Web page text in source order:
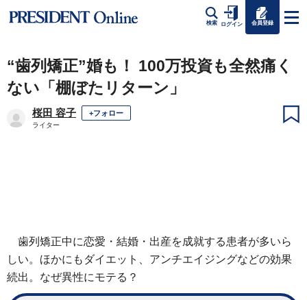
検索 ログイン 会員登録
“歯列矯正”婚も！ 100万投資も全然痛く
ない「棚ぼたリターン」
桜田 容子 +フォロー
ライター
歯列矯正中に恋愛・結婚・出産を成就する患者が多いら
しい。ほかにもダイエット、アンチエイジングなどの効果
続出。なぜ異性にモテる？